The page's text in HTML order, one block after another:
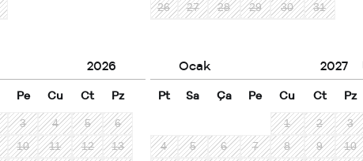
26
27 28 29 30 31
2026
Pe Cu Ct Pz
3 4 5
6
10 11 12
13
Ocak 2027
Pt Sa Ça Pe Cu Ct Pz
1 2
3
4
5 6 7 8 9
10